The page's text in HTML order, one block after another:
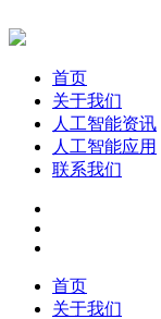
首页
关于我们
人工智能资讯
人工智能应用
联系我们
首页
关于我们